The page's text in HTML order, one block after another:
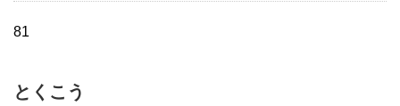
81
とくこう